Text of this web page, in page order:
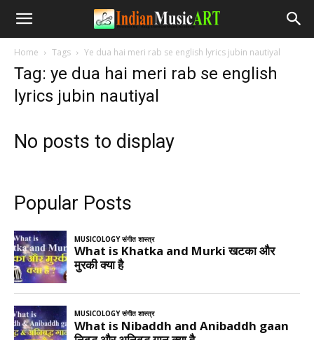
Home Tags Ye dua hai meri rab se english lyrics jubin nautiyal
Tag: ye dua hai meri rab se english
lyrics jubin nautiyal
No posts to display
Popular Posts